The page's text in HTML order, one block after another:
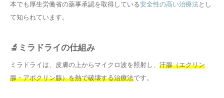
本でも厚生労働省の薬事承認を取得している安全性の高い治療法とし
て知られています。
🔬ミラドライの仕組み
ミラドライは、皮膚の上からマイクロ波を照射し、 汗腺（エクリン
腺・アポクリン腺）を熱で破壊する治療法です。